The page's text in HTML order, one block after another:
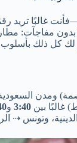
غالبًا تريد
مفاجآت:
لك كل ذلك
ومدن السعودية
غالبًا بين 3:40 و
وتونس ⇢